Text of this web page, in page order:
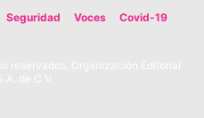
Seguridad Voces Covid-19